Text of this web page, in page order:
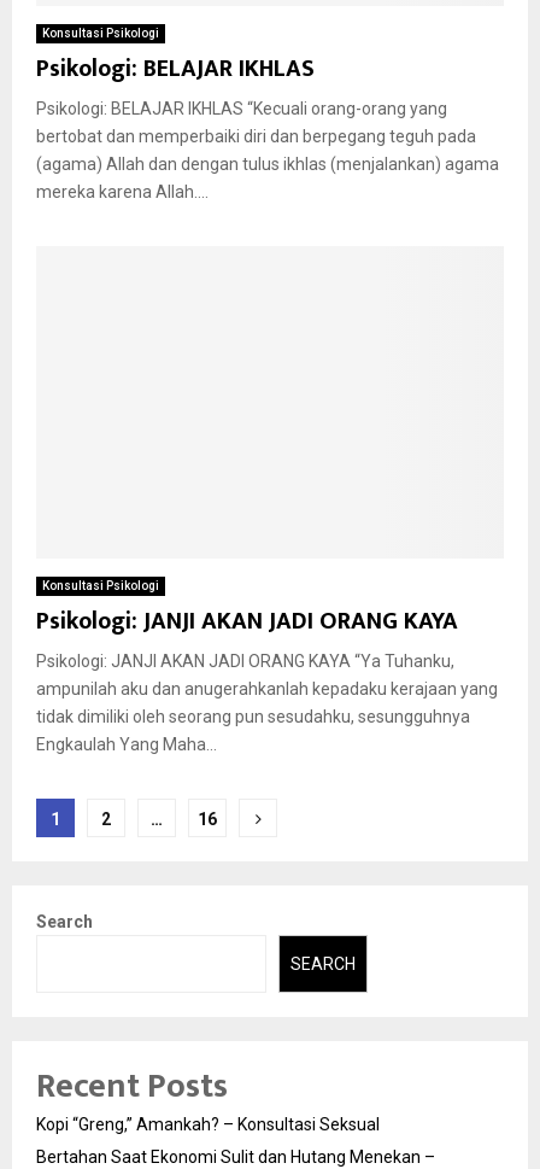
Konsultasi Psikologi
Psikologi: BELAJAR IKHLAS
Psikologi: BELAJAR IKHLAS “Kecuali orang-orang yang
bertobat dan memperbaiki diri dan berpegang teguh pada
(agama) Allah dan dengan tulus ikhlas (menjalankan) agama
mereka karena Allah....
Konsultasi Psikologi
Psikologi: JANJI AKAN JADI ORANG KAYA
Psikologi: JANJI AKAN JADI ORANG KAYA “Ya Tuhanku,
ampunilah aku dan anugerahkanlah kepadaku kerajaan yang
tidak dimiliki oleh seorang pun sesudahku, sesungguhnya
Engkaulah Yang Maha...
Posts
1 2 … 16
Search
SEARCH
Recent Posts
Kopi “Greng,” Amankah? – Konsultasi Seksual
Bertahan Saat Ekonomi Sulit dan Hutang Menekan –